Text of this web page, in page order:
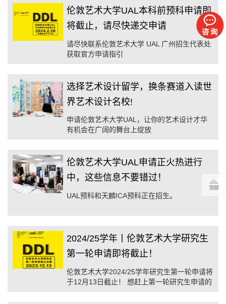
伦敦艺术大学UAL本科前预科申请即
将截止，请尽快递交申请
请尽快联系伦敦艺术大学 UAL 广州招生代表处
获取官方申请指引
选择艺术设计留学，换条赛道入读世
界艺术设计名校!
申请伦敦艺术大学UAL，让你的艺术设计才华
有机会在广阔的舞台上绽放
伦敦艺术大学UAL申请正火热进行
中，这些信息不要错过！
UAL预科和天麟ICA预科正在招生。
2024/25学年丨伦敦艺术大学研究生
第一轮申请即将截止！
伦敦艺术大学2024/25学年研究生第一轮申请将
于12月13日截止！ 想赶上第一轮研究生申请的